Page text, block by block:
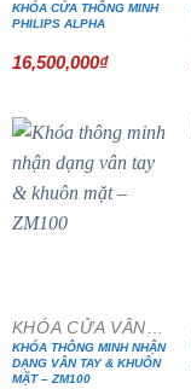
KHÓA CỬA THÔNG MINH
PHILIPS ALPHA
16,500,000₫
KHÓA THÔNG MINH NHẬN
DẠNG VÂN TAY & KHUÔN
MẶT – ZM100